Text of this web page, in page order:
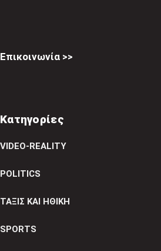
Επικοινωνία >>
Κατηγορίες
VIDEO-REALITY
POLITICS
ΤΑΞΙΣ ΚΑΙ ΗΘΙΚΗ
SPORTS